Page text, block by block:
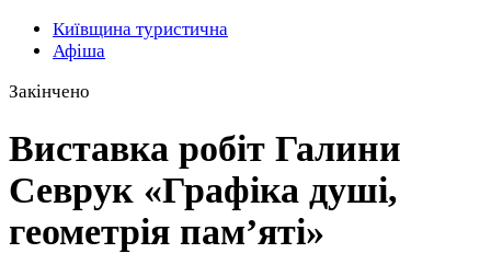
Київщина туристична
Афіша
Закінчено
Виставка робіт Галини
Севрук «Графіка душі,
геометрія пам’яті»